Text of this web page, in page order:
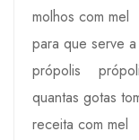
molhos com mel
para que serve
própolis
quantas gotas
receita com mel